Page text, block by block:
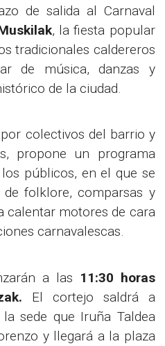
de salida al Carnaval
, la fiesta popular
tradicionales caldereros
de música, danzas y
de la ciudad.
colectivos del barrio y
propone un programa
públicos, en el que se
folklore, comparsas y
calentar motores de cara
carnavalescas.
a las 11:30 horas
El cortejo saldrá a
sede que Iruña Taldea
y llegará a la plaza